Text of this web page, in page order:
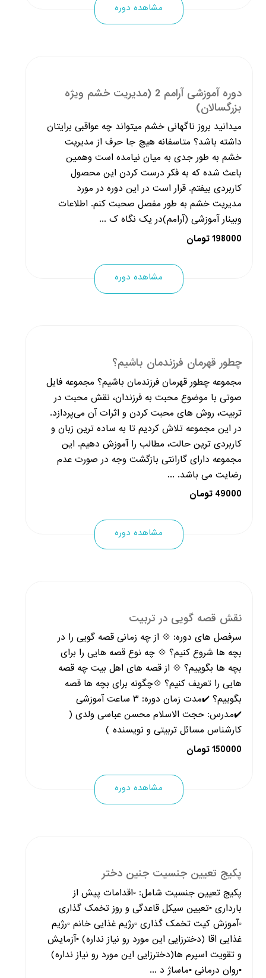
مشاهده دوره
دوره آموزشی آرامم 2 (مدیریت خشم ویژه
بزرگسالان)
میدانید بروز ناگهانی خشم میتواند چه عواقبی برایتان
داشته باشد؟ متاسفانه هیچ جا حرف از مدیریت
خشم به طور جدی به میان نیامده است وهمین
باعث شده که به فکر درست کردن این محصول
کاربردی بیفتم. قرار است در این دوره در مورد
مدیریت خشم به طور مفصل صحبت کنم. اطلاعات
وبینار آموزشی (آرامم)در یک نگاه ک ...
198000 تومان
مشاهده دوره
چطور قهرمان فرزندمان باشیم؟
مجموعه چطور قهرمان فرزندمان باشیم؟ مجموعه فایل
صوتی با موضوع محبت به فرزندان، نقش محبت در
تربیت، روش های محبت کردن و اثرات آن می‌پردازد.
در این مجموعه تلاش کردیم تا به ساده ترین زبان و
کاربردی ترین حالت، مطالب را آموزش دهیم. این
مجموعه دارای گارانتی بازگشت وجه در صورت عدم
رضایت می باشد. ...
49000 تومان
مشاهده دوره
نقش قصه گویی در تربیت
سرفصل های دوره: 💠 از چه زمانی قصه گویی را در
بچه ها شروع کنیم؟ 💠 چه نوع قصه هایی را برای
بچه ها بگوییم؟ 💠 از قصه های اهل بیت چه قصه
هایی را تعریف کنیم؟ 💠چگونه برای بچه ها قصه
بگوییم؟ ✔️مدت زمان دوره: ۳ ساعت آموزشی
✔️مدرس: حجت الاسلام محسن عباسی ولدی (
کارشناس مسائل تربیتی و نویسنده )
150000 تومان
مشاهده دوره
پکیج تعیین جنسیت جنین دختر
پکیج تعیین جنسیت شامل: ▫️اقدامات پیش از
بارداری ▫️تعیین سیکل قاعدگی و روز تخمک گذاری
▫️آموزش کیت تخمک گذاری ▫️رژیم غذایی خانم ▫️رژیم
غذایی اقا (دخترزایی این مورد رو نیاز نداره) ▫️آزمایش
و تقویت اسپرم ها(دخترزایی این مورد رو نیاز نداره)
▫️روان درمانی ▫️ماساژ د ...